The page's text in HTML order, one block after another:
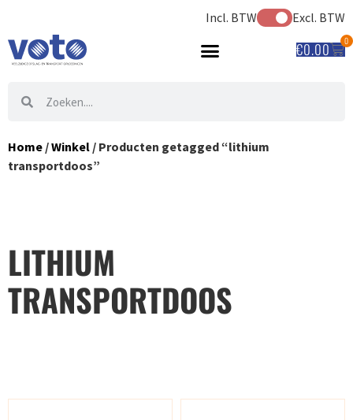
Incl. BTW Excl. BTW
€0.00 0
Home /Winkel / Producten getagged “lithium
transportdoos”
LITHIUM
TRANSPORTDOOS